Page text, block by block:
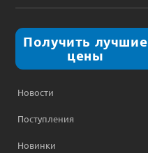
Получить лучшие
цены
Новости
Поступления
Новинки